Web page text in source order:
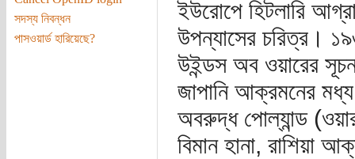
সদস্য নিবন্ধন
পাসওয়ার্ড হারিয়েছে?
ইউরোপে হিটলারি
উপন্যাসের চরিত্র।
উইন্ডস অব ওয়ারের
জাপানি আক্রমনের মধ্য
অবরুদ্ধ পোল্যান্ড
বিমান হানা, রাশিয়া